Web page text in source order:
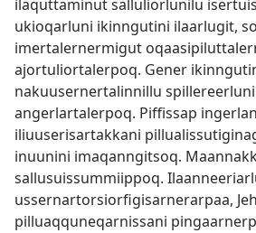
ilaquttaminut salluliorlunilu
ukioqarluni ikinngutini ilaarlugit,
imertalernermigut
ajortuliortalerpoq. Gener
nakuusernertalinnillu
angerlartalerpoq. Piffissap
iliuuserisartakkani
inuunini imaqanngitsoq.
sallusuissummiippoq.
ussernartorsiorfigisarnerarpaa,
pilluaqquneqarnissani